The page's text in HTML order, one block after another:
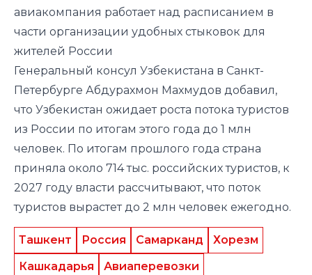
авиакомпания работает над расписанием в
части организации удобных стыковок для
жителей России
Генеральный консул Узбекистана в Санкт-
Петербурге Абдурахмон Махмудов добавил,
что Узбекистан ожидает роста потока туристов
из России по итогам этого года до 1 млн
человек. По итогам прошлого года страна
приняла около 714 тыс. российских туристов, к
2027 году власти рассчитывают, что поток
туристов вырастет до 2 млн человек ежегодно.
Ташкент Россия Самарканд
Хорезм
Кашкадарья
Авиаперевозки